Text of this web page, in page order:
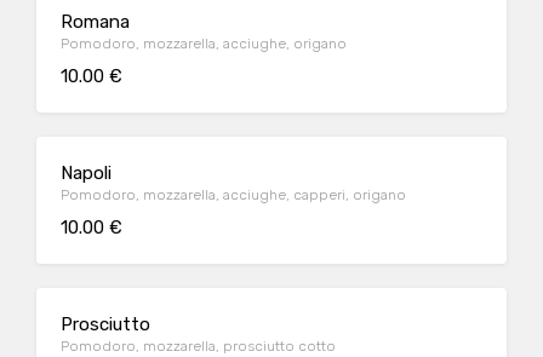
Romana
Pomodoro, mozzarella, acciughe, origano
10.00 €
Napoli
Pomodoro, mozzarella, acciughe, capperi, origano
10.00 €
Prosciutto
Pomodoro, mozzarella, prosciutto cotto